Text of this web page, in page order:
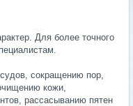
Для более точного
сокращению пор,
кожи,
рассасыванию пятен